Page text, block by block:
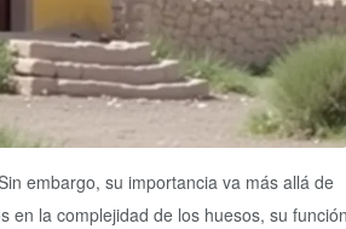
embargo, su importancia va más allá de
en la complejidad de los huesos, su función